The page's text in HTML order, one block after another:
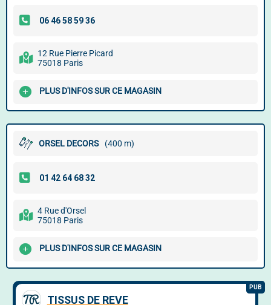
12 Rue Pierre Picard
75018 Paris
PLUS D'INFOS SUR CE MAGASIN
ORSEL DECORS (400 m)
4 Rue d'Orsel
75018 Paris
PLUS D'INFOS SUR CE MAGASIN